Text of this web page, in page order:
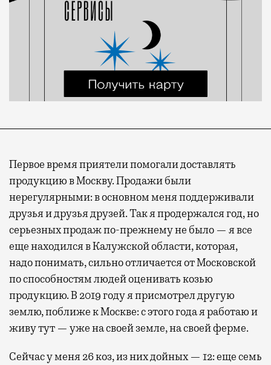
Первое время приятели помогали доставлять
продукцию в Москву. Продажи были
нерегулярными: в основном меня поддерживали
друзья и друзья друзей. Так я продержался год, но
серьезных продаж по-прежнему не было — я все
еще находился в Калужской области, которая,
надо понимать, сильно отличается от Московской
по способностям людей оценивать козью
продукцию. В 2019 году я присмотрел другую
землю, поближе к Москве: с этого года я работаю и
живу тут — уже на своей земле, на своей ферме.
Сейчас у меня 26 коз, из них дойных — 12: еще семь